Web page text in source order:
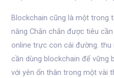
Blockchain cũng là một trong
năng Chắn chắn được tiêu
online trực con cái đường. thu
cần dùng blockchain để vững
với yên ổn thân trong một vài